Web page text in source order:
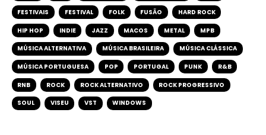
FESTIVAIS FESTIVAL FOLK FUSÃO HARD ROCK
HIP HOP INDIE JAZZ MACOS METAL MPB
MÚSICA ALTERNATIVA MÚSICA BRASILEIRA MÚSICA CLÁSSICA
MÚSICA PORTUGUESA POP PORTUGAL PUNK R&B
RNB ROCK ROCK ALTERNATIVO ROCK PROGRESSIVO
SOUL VISEU VST WINDOWS